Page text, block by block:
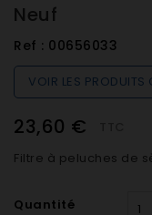
Neuf
Ref : 00656033
VOIR LES PRODUITS
23,60 €
Filtre à peluches de
Quantité